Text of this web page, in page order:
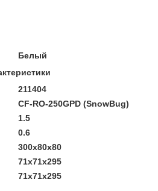
Белый
211404
CF-RO-250GPD (SnowBug)
1.5
0.6
300x80x80
71x71x295
71x71x295